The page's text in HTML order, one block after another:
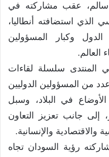
سالم، عقب مشاركته في
الذي استضافته أنطاليا،
وكبار المسؤولين
العالم.
سلسلة لقاءات
من المسؤولين الدوليين
الأوضاع في البلاد، وسبل
إلى جانب تعزيز التعاون
والإنسانية.
رؤية السودان تجاه